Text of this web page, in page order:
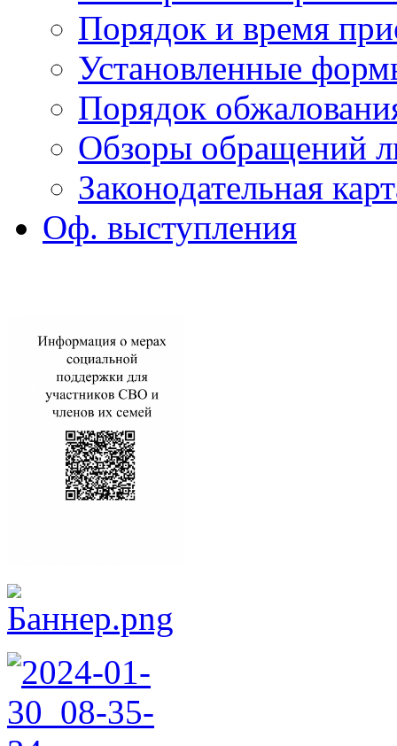
Порядок и время
Установленные
Порядок
Обзоры обращений
Законодательная
Оф. выступления